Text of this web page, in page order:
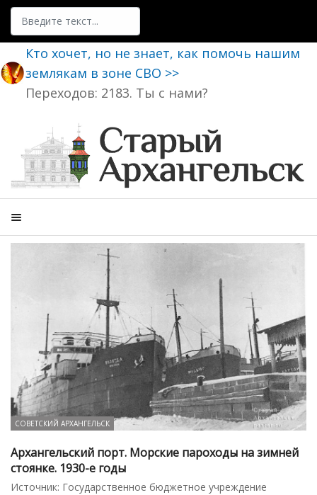
Поиск
Кто хочет, но не знает, как помочь нашим
землякам в зоне СВО >>
Переходов: 2183. Ты с нами?
СОВЕТСКИЙ АРХАНГЕЛЬСК
Архангельский порт. Морские пароходы на зимней
стоянке. 1930-е годы
Источник: Государственное бюджетное учреждение